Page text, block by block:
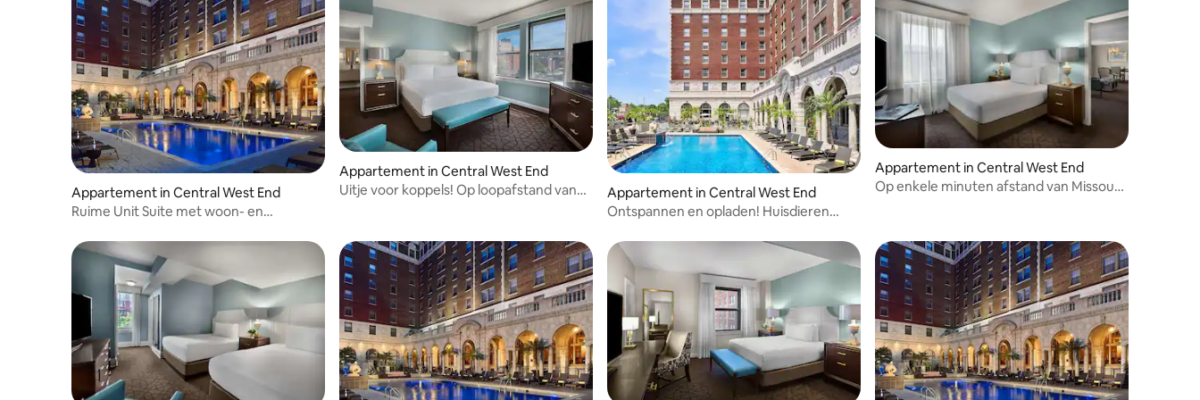
Appartement in Central West End
Ruime Unit Suite met woon- en
Appartement in Central West End
Uitje voor koppels! Op loopafstand van
Appartement in Central West End
Ontspannen en opladen! Huisdieren
Appartement in Central West End
Op enkele minuten afstand van Missouri